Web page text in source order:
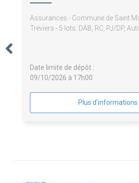
Assurances - Commune de Saint
Tréviers - 5 lots: DAB, RC, PJ/DP,
Date limite de dépôt :
09/10/2026 à 17h00
Plus d'informations